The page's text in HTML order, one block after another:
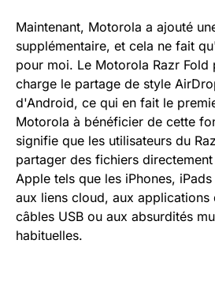
Maintenant, Motorola a ajouté
supplémentaire, et cela ne fait
pour moi. Le Motorola Razr Fold
charge le partage de style
d'Android, ce qui en fait le
Motorola à bénéficier de cette
signifie que les utilisateurs du
partager des fichiers
Apple tels que les iPhones,
aux liens cloud, aux applications
câbles USB ou aux absurdités
habituelles.